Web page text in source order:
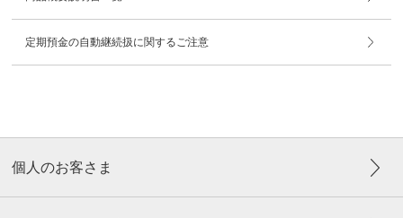
定期預金の自動継続扱に関するご注意
個人のお客さま